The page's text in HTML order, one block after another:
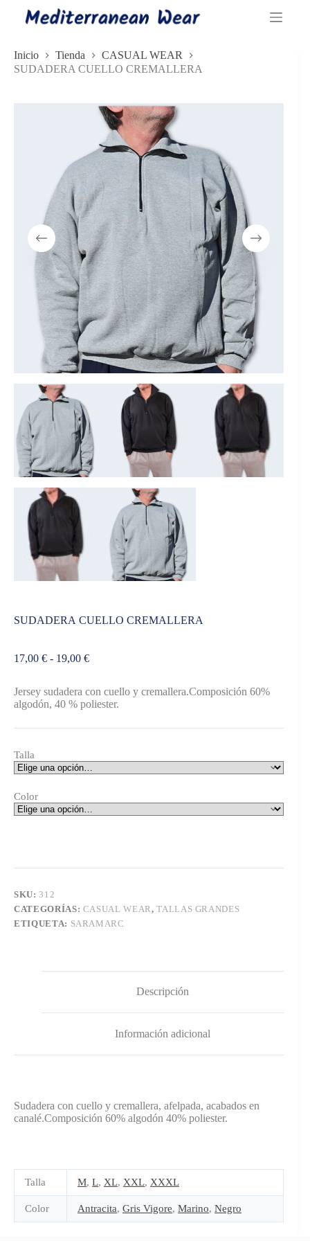
Inicio Tienda
CASUAL WEAR
SUDADERA CUELLO CREMALLERA
SUDADERA CUELLO CREMALLERA
17,00 € - 19,00 €Rango
desde
17,00 €
19,00 €
Jersey sudadera con cuello y cremallera.Composición 60%
algodón, 40 % poliester.
Talla
Color
SKU:312
CATEGORÍAS: CASUAL WEAR ,TALLAS GRANDES
ETIQUETA: SARAMARC
Descripción
Información adicional
Sudadera con cuello y cremallera, afelpada, acabados en
canalé.Composición 60% algodón 40% poliester.
Talla M, L, XL, XXL, XXXL
Color Antracita, Gris Vigore, Marino, Negro